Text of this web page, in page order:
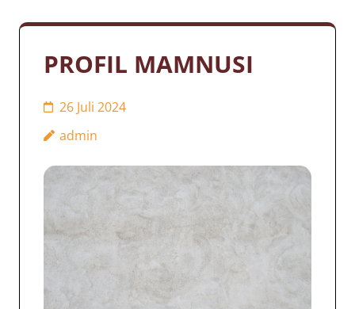
PROFIL MAMNUSI
26 Juli 2024
admin